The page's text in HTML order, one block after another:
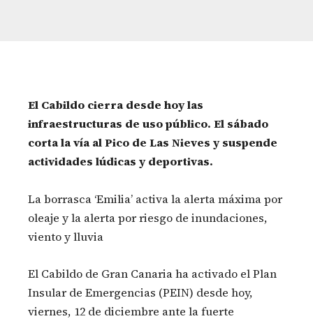
El Cabildo cierra desde hoy las
infraestructuras de uso público. El sábado
corta la vía al Pico de Las Nieves y suspende
actividades lúdicas y deportivas.
La borrasca ‘Emilia’ activa la alerta máxima por
oleaje y la alerta por riesgo de inundaciones,
viento y lluvia
El Cabildo de Gran Canaria ha activado el Plan
Insular de Emergencias (PEIN) desde hoy,
viernes, 12 de diciembre ante la fuerte